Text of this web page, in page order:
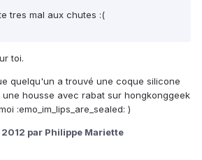
tres mal aux chutes :(
toi.
quelqu'un a trouvé une coque silicone
housse avec rabat sur hongkonggeek
:emo_im_lips_are_sealed: )
par Philippe Mariette